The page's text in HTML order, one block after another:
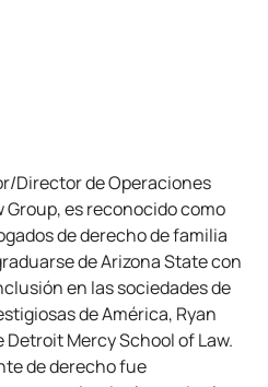
Director de Operaciones
Group, es reconocido como
de derecho de familia
de Arizona State con
en las sociedades de
de América, Ryan
Mercy School of Law.
de derecho fue